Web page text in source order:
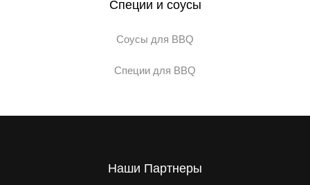
Специи и соусы
Соусы для BBQ
Специи для BBQ
Наши Партнеры